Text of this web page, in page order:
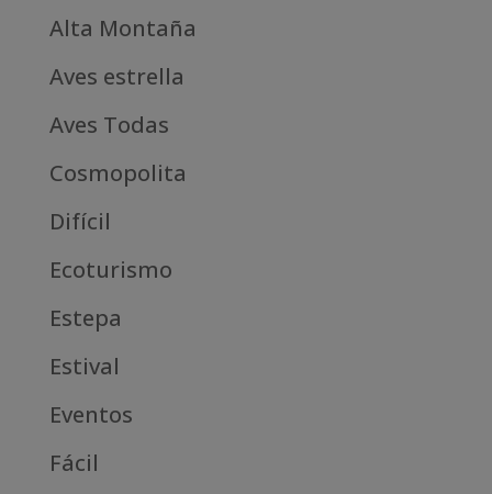
Alta Montaña
Aves estrella
Aves Todas
Cosmopolita
Difícil
Ecoturismo
Estepa
Estival
Eventos
Fácil